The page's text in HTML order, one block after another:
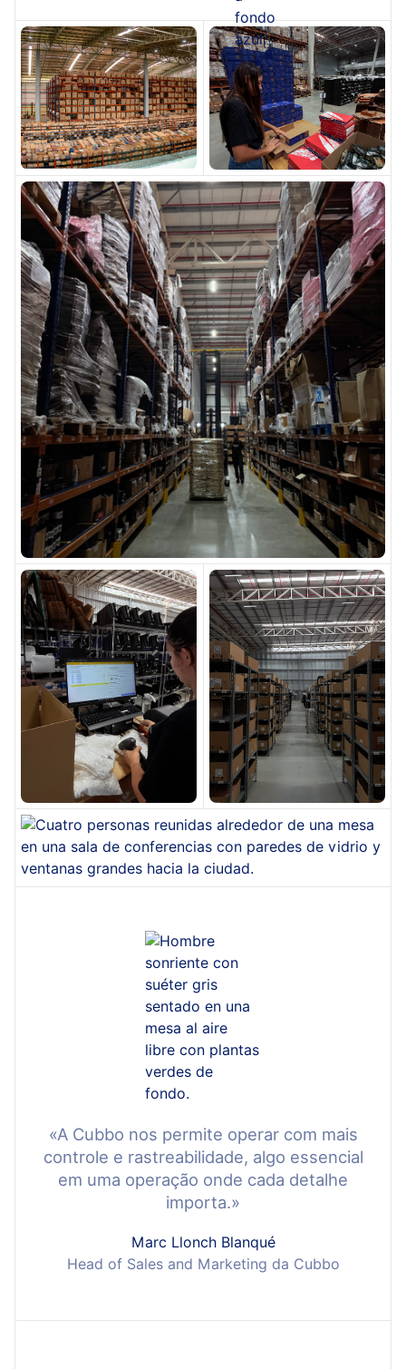
«A Cubbo nos permite operar com mais
controle e rastreabilidade, algo essencial
em uma operação onde cada detalhe
importa.»
Marc Llonch Blanqué
Head of Sales and Marketing da Cubbo